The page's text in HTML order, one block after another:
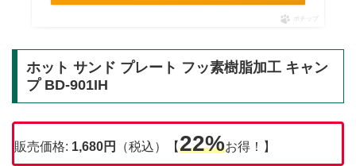
ポチップ
ホット サンド プレート フッ素樹脂加工 キャン
プ BD-901IH
販売価格: 1,680円 （税込）【22%お得！】